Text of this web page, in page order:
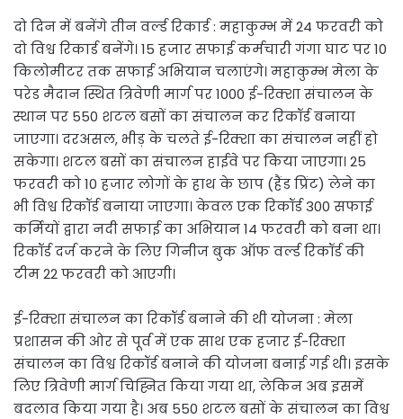
दो दिन में बनेंगे तीन ​वर्ल्ड रिकार्ड : महाकुम्भ में 24 फरवरी को
दो विश्व रिकार्ड बनेंगे। 15 हजार सफाई कर्मचारी गंगा घाट पर 10
किलोमीटर तक सफाई अभियान चलाएंगे। महाकुम्भ मेला के
परेड मैदान स्थित त्रिवेणी मार्ग पर 1000 ई-रिक्शा संचालन के
स्थान पर 550 शटल बसों का संचालन कर रिकॉर्ड बनाया
जाएगा। दरअसल, भीड़ के चलते ई-रिक्शा का संचालन नहीं हो
सकेगा। शटल बसों का संचालन हाईवे पर किया जाएगा। 25
फरवरी को 10 हजार लोगों के हाथ के छाप (हैंड प्रिंट) लेने का
भी विश्व रिकॉर्ड बनाया जाएगा। केवल एक रिकॉर्ड 300 सफाई
कर्मियों द्वारा नदी सफाई का अभियान 14 फरवरी को बना था।
रिकॉर्ड दर्ज करने के लिए गिनीज बुक ऑफ वर्ल्ड रिकॉर्ड की
टीम 22 फरवरी को आएगी।
ई-रिक्शा संचालन का रिकॉर्ड बनाने की थी योजना : मेला
प्रशासन की ओर से पूर्व में एक साथ एक हजार ई-रिक्शा
संचालन का विश्व रिकॉर्ड बनाने की योजना बनाई गई थी। इसके
लिए त्रिवेणी मार्ग चिह्नित किया गया था, लेकिन अब इसमें
बदलाव किया गया है। अब 550 शटल बसों के संचालन का विश्व